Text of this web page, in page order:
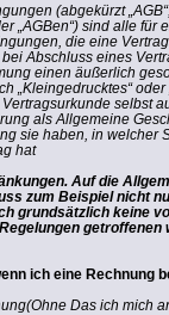
(abgekürzt
„AGBen“) sind alle
die eine
Abschluss eines
einen äußerlich
„Kleingedrucktes“ oder
selbst
als Allgemeine
sie haben, in welcher
hat
Auf die
zum Beispiel nicht
grundsätzlich keine
getroffenen
ich eine Rechnung
Das ich mich